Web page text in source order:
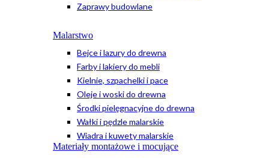
Zaprawy budowlane
Malarstwo
Bejce i lazury do drewna
Farby i lakiery do mebli
Kielnie, szpachelki i pace
Oleje i woski do drewna
Środki pielęgnacyjne do drewna
Wałki i pędzle malarskie
Wiadra i kuwety malarskie
Materiały montażowe i mocujące